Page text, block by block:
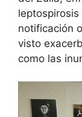
notificación
visto
como las